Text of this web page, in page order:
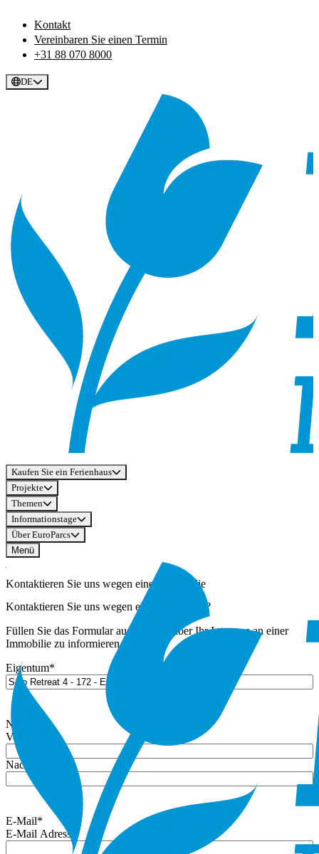
Kontakt
Vereinbaren Sie einen Termin
+31 88 070 8000
DE
Kaufen Sie ein Ferienhaus
Projekte
Themen
Informationstage
Über EuroParcs
Menü
Kontaktieren Sie uns wegen einer Immobilie
Kontaktieren Sie uns wegen einer Immobilie?
Füllen Sie das Formular aus, um uns über Ihr Interesse an einer
Immobilie zu informieren.
Eigentum*
Name
Vorname
Nachname
E-Mail*
E-Mail Adresse